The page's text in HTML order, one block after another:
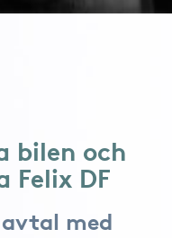
bilen och
DF
med